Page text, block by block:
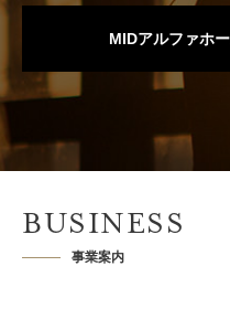
MIDアルファホ
BUSINESS
事業案内